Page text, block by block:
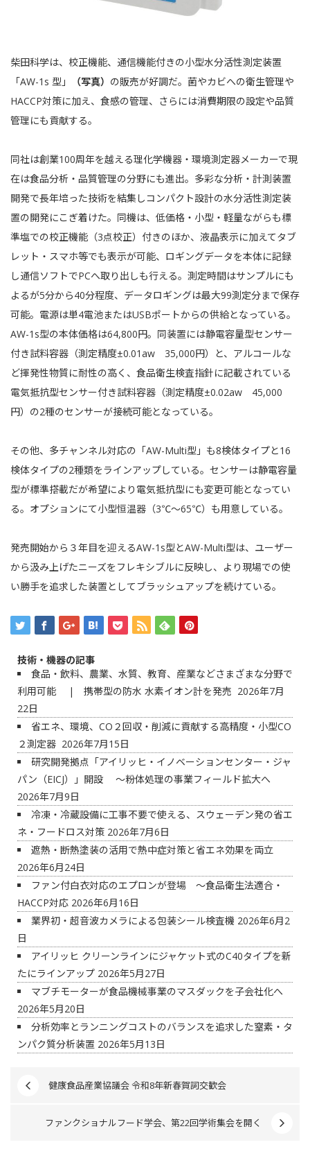
柴田科学は、校正機能、通信機能付きの小型水分活性測定装置
「AW-1s 型」
（写真） の販売が好調だ。菌やカビへの衛生管理や
HACCP対策に加え、食感の管理、さらには消費期限の設定や品質
管理にも貢献する。
同社は創業100周年を越える理化学機器・環境測定器メーカーで現
在は食品分析・品質管理の分野にも進出。多彩な分析・計測装置
開発で長年培った技術を結集しコンパクト設計の水分活性測定装
置の開発にこぎ着けた。同機は、低価格・小型・軽量ながらも標
準塩での校正機能（3点校正）付きのほか、液晶表示に加えてタブ
レット・スマホ等でも表示が可能、ロギングデータを本体に記録
し通信ソフトでPCへ取り出しも行える。測定時間はサンプルにも
よるが5分から40分程度、データロギングは最大99測定分まで保存
可能。電源は単4電池またはUSBポートからの供給となっている。
AW-1s型の本体価格は64,800円。同装置には静電容量型センサー
付き試料容器（測定精度±0.01aw 35,000円）と、アルコールな
ど揮発性物質に耐性の高く、食品衛生検査指針に記載されている
電気抵抗型センサー付き試料容器（測定精度±0.02aw 45,000
円）の2種のセンサーが接続可能となっている。
その他、多チャンネル対応の「AW-Multi型」も8検体タイプと16
検体タイプの2種類をラインアップしている。センサーは静電容量
型が標準搭載だが希望により電気抵抗型にも変更可能となってい
る。オプションにて小型恒温器（3℃〜65℃）も用意している。
発売開始から３年目を迎えるAW-1s型とAW-Multi型は、ユーザー
から汲み上げたニーズをフレキシブルに反映し、より現場での使
い勝手を追求した装置としてブラッシュアップを続けている。
技術・機器の記事
食品・飲料、農業、水質、教育、産業などさまざまな分野で
利用可能 | 携帯型の防水 水素イオン計を発売 2026年7月
22日
省エネ、環境、CO２回収・削減に貢献する高精度・小型CO
２測定器 2026年7月15日
研究開発拠点「アイリッヒ・イノベーションセンター・ジャ
パン（EICJ）」開設 ～粉体処理の事業フィールド拡大へ
2026年7月9日
冷凍・冷蔵設備に工事不要で使える、スウェーデン発の省エ
ネ・フードロス対策 2026年7月6日
遮熱・断熱塗装の活用で熱中症対策と省エネ効果を両立
2026年6月24日
ファン付白衣対応のエプロンが登場 ～食品衛生法適合・
HACCP対応 2026年6月16日
業界初・超音波カメラによる包装シール検査機 2026年6月2
日
アイリッヒ クリーンラインにジャケット式のC40タイプを新
たにラインアップ 2026年5月27日
マブチモーターが食品機械事業のマスダックを子会社化へ
2026年5月20日
分析効率とランニングコストのバランスを追求した窒素・タ
ンパク質分析装置 2026年5月13日
健康食品産業協議会 令和8年新春賀詞交歓会
ファンクショナルフード学会、第22回学術集会を開く